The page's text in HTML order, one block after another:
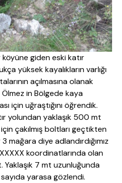
giden eski katır
yüksek kayalıkların varlığı
açılmasına olanak
Ölmez in Bölgede kaya
için uğraştığını öğrendik.
yolundan yaklaşık 500 mt
çakılmış boltları geçtikten
mağara diye adlandırdığımız
koordinatlarında olan
Yaklaşık 7 mt uzunluğunda
yarasa gözlendi.